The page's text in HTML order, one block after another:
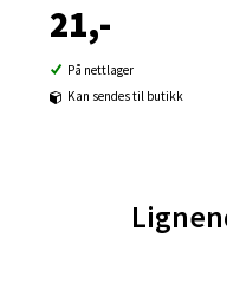
21,-
På nettlager
Kan sendes til butikk
Falkenborgveien
Åpent i dag 09-21